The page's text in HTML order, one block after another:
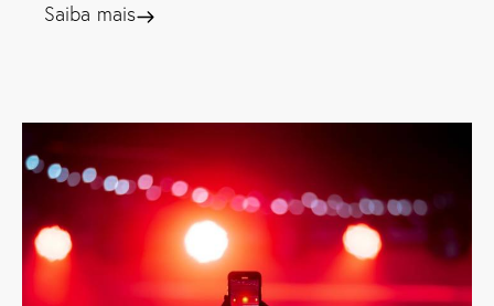
Saiba mais